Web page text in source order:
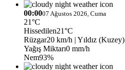
00:0007 Ağustos 2026, Cuma
21°C
Hissedilen21°C
Rüzgar20 km/h | Yıldız (Kuzey)
Yağış Miktarı0 mm/h
Nem93%